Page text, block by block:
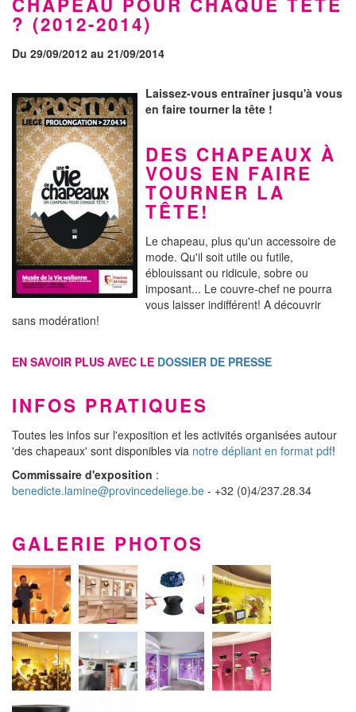
? (2012-2014)
Du 29/09/2012 au 21/09/2014
Laissez-vous entraîner jusqu'à vous
en faire tourner la tête !
DES CHAPEAUX À
VOUS EN FAIRE
TOURNER LA
TÊTE!
Le chapeau, plus qu'un accessoire de
mode. Qu'il soit utile ou futile,
éblouissant ou ridicule, sobre ou
imposant... Le couvre-chef ne pourra
vous laisser indifférent! A découvrir
sans modération!
EN SAVOIR PLUS AVEC LE DOSSIER DE PRESSE
INFOS PRATIQUES
Toutes les infos sur l'exposition et les activités organisées autour
'des chapeaux' sont disponibles via notre dépliant en format pdf!
Commissaire d'exposition :
benedicte.lamine@provincedeliege.be - +32 (0)4/237.28.34
GALERIE PHOTOS